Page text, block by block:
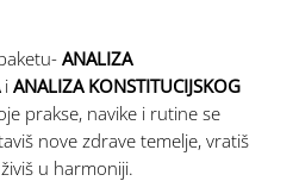
ANALIZA
i ANALIZA KONSTITUCIJSKOG
prakse, navike i rutine se
nove zdrave temelje, vratiš
u harmoniji.